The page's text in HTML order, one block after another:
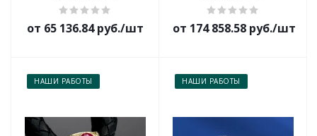
от 65 136.84 руб./шт от 174 858.58 руб./шт
НАШИ РАБОТЫ НАШИ РАБОТЫ